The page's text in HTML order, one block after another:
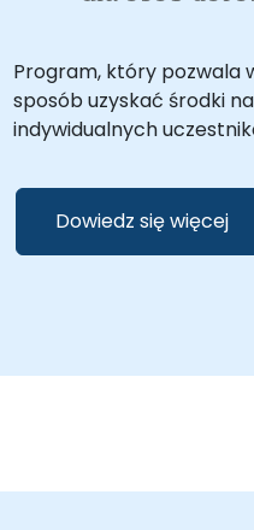
Program, który pozwala
sposób uzyskać środki
indywidualnych
Dowiedz się więcej